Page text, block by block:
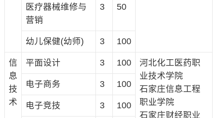
医疗器械维修与
营销
3 50
幼儿保健(幼师) 3 100
信
息
技
术
平面设计 3 100
河北化工医药职
业技术学院
石家庄信息工程
职业学院
石家庄财经职业
电子商务 3 100
电子竞技 3 100